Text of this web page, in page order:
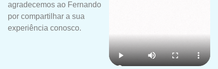
agradecemos ao Fernando
por compartilhar a sua
experiência conosco.